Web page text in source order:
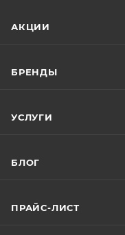
АКЦИИ
БРЕНДЫ
УСЛУГИ
БЛОГ
ПРАЙС-ЛИСТ